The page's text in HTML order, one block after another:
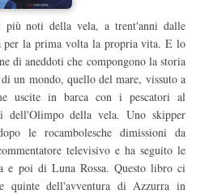
noti della vela, a trent'anni dalle
per la prima volta la propria vita. E lo
di aneddoti che compongono la storia
un mondo, quello del mare, vissuto a
uscite in barca con i pescatori al
dell'Olimpo della vela. Uno skipper
le rocambolesche dimissioni da
televisivo e ha seguito le
e poi di Luna Rossa. Questo libro ci
quinte dell'avventura di Azzurra in